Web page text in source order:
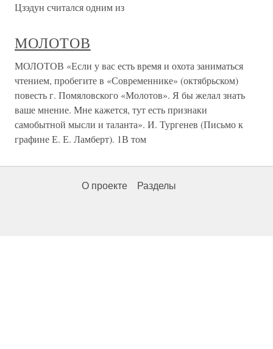
Цзэдун считался одним из
МОЛОТОВ
МОЛОТОВ «Если у вас есть время и охота заниматься
чтением, пробегите в «Современнике» (октябрьском)
повесть г. Помяловского «Молотов». Я бы желал знать
ваше мнение. Мне кажется, тут есть признаки
самобытной мысли и таланта». И. Тургенев (Письмо к
графине Е. Е. Ламберт). 1В том
О проекте Разделы